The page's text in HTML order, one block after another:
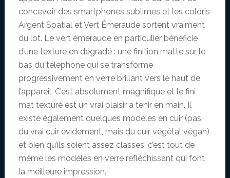
concevoir des smartphones sublimes et les coloris
Argent Spatial et Vert Émeraude sortent vraiment
du lot. Le vert émeraude en particulier bénéficie
d’une texture en dégradé : une finition matte sur le
bas du téléphone qui se transforme
progressivement en verre brillant vers le haut de
l’appareil. C’est absolument magnifique et le fini
mat texturé est un vrai plaisir à tenir en main. Il
existe également quelques modèles en cuir (pas
du vrai cuir évidement, mais du cuir végétal végan)
et bien qu’ils soient assez classes, c’est tout de
même les modèles en verre réfléchissant qui font
la meilleure impression.